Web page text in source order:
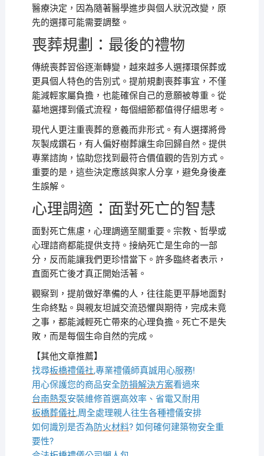
醫療決定，因為隨著醫學進步與個人狀況改變，原
先的選擇可能需要調整。
喪葬規劃：最後的禮物
傳統喪葬習俗逐漸轉變，越來越多人選擇環保葬或
更具個人特色的告別式。提前規劃喪葬事宜，不僅
能減輕家屬負擔，也能確保自己的意願被尊重。從
墓地選擇到儀式流程，每個細節都值得仔細思考。
現代人更注重喪葬的意義而非形式。有人選擇將骨
灰製成鑽石，有人偏好樹葬讓生命回歸自然。提供
專業諮詢，協助您找到最符合價值觀的告別方式。
重要的是，這些決定應該與家人分享，避免身後產
生誤解。
心理調適：面對死亡的智慧
面對死亡焦慮，心理調適至關重要。宗教、哲學或
心理諮商都能提供支持。接納死亡是生命的一部
分，反而能讓我們更珍惜當下。許多臨終者表示，
直面死亡後才真正開始活著。
觀察到，提前做好準備的人，往往能更平靜地面對
生命終點。與親友坦誠交流恐懼與期待，完成未竟
之事，都能減輕死亡帶來的心理負擔。死亡不是失
敗，而是每個生命自然的完成。
【其他文章推薦】
找尋板橋禮儀社,專業禮儀師真誠用心服務!
用心保護您的商品安全防損解決方案看過來
台南熱泵安裝維修首選高效率、省電又耐用
板橋葬儀社,周全處理親人往生各種禮儀安排
如何識別是否為防火材料? 如何確何建築物安全重
要性?